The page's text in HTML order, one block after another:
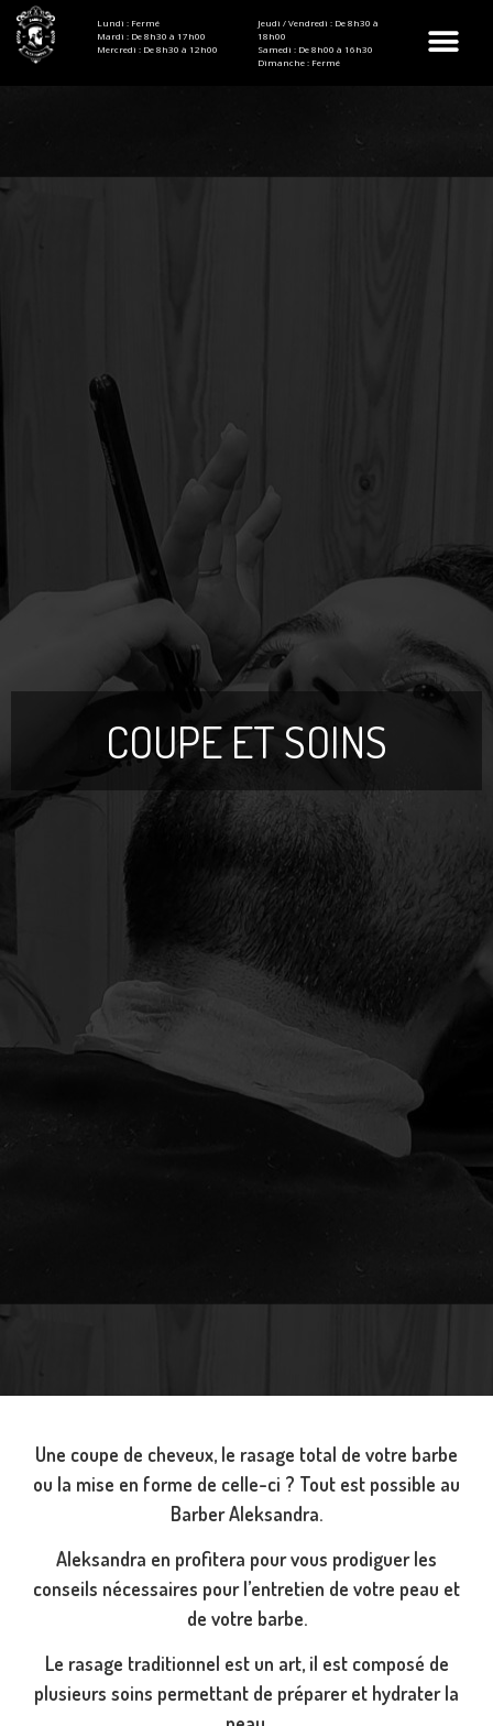
Lundi : Fermé
Mardi : De 8h30 à 17h00
Mercredi : De 8h30 à 12h00
Jeudi / Vendredi : De 8h30 à
18h00
Samedi : De 8h00 à 16h30
Dimanche : Fermé
COUPE ET SOINS
Une coupe de cheveux, le rasage total de votre barbe
ou la mise en forme de celle-ci ? Tout est possible au
Barber Aleksandra.
Aleksandra en profitera pour vous prodiguer les
conseils nécessaires pour l’entretien de votre peau et
de votre barbe.
Le rasage traditionnel est un art, il est composé de
plusieurs soins permettant de préparer et hydrater la